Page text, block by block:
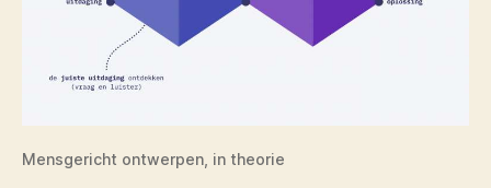
Mensgericht ontwerpen, in theorie